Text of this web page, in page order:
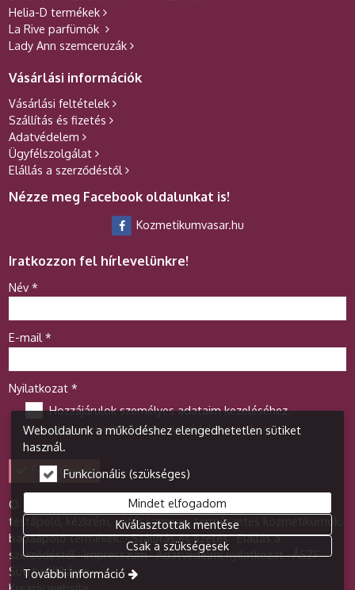
Helia-D termékek
La Rive parfümök
Lady Ann szemceruzák
Vásárlási információk
Vásárlási feltételek
Szállítás és fizetés
Adatvédelem
Ügyfélszolgálat
Elállás a szerződéstől
Nézze meg Facebook oldalunkat is!
Kozmetikumvasar.hu
Iratkozzon fel hírlevelünkre!
-
-
-
-
-
Név *
E-mail *
Nyilatkozat *
Hozzájárulok személyes adataim kezeléséhez.
Ide kattintva tekinthető meg:Adatvédelmi nyilatkozat.
Feliratkozás
© 2026 Kozmetikum webáruház - Diamant Bt. Arckrém,
testápoló, kézkrém, natúr sampon, természetes kozmetikumok,
babaápoló termékek.
Szállítás és fizetés
Elállás a
szerződéstől
Impresszum Adatvédelmi nyilatkozat
ÁSZF
Süti beállítások
Weboldalunk a működéshez elengedhetetlen sütiket
használ.
Funkcionális (szükséges)
Mindet elfogadom
Kiválasztottak mentése
Csak a szükségesek
További információ